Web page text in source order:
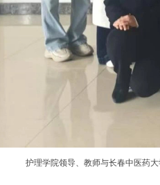
护理学院领导、教师与长春中医药